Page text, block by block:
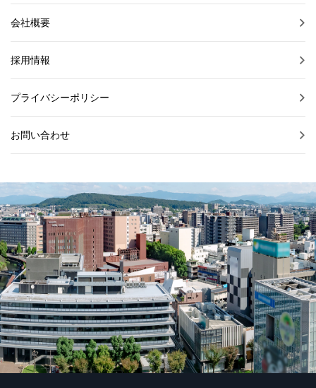
会社概要
採用情報
プライバシーポリシー
お問い合わせ